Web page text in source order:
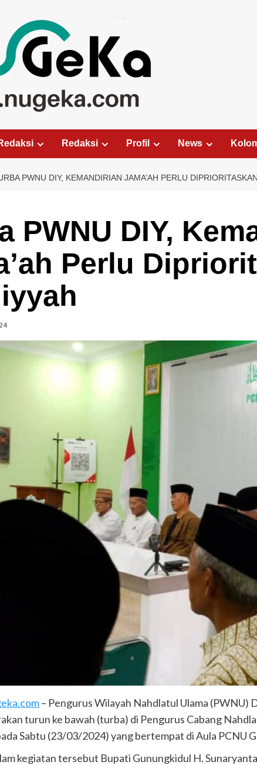
Redaksi Profil News
PWNU DIY, KEMANDIRIAN JAMA’AH PERLU
PWNU DIY,
Perlu
– Pengurus Wilayah Nahdlatul Ulama (PWNU)
turun ke bawah (turba) di Pengurus Cabang
Sabtu (23/03/2024) yang bertempat di Aula PCNU
kegiatan tersebut Bupati Gunungkidul H.